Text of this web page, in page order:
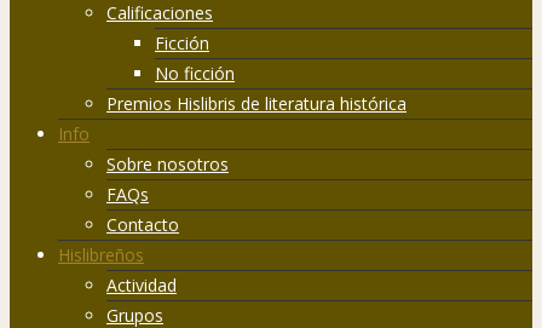
Calificaciones
Ficción
No ficción
Premios Hislibris de literatura histórica
Info
Sobre nosotros
FAQs
Contacto
Hislibreños
Actividad
Grupos